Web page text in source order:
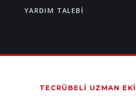
YARDIM TALEBI
TECRÜBELI UZMAN